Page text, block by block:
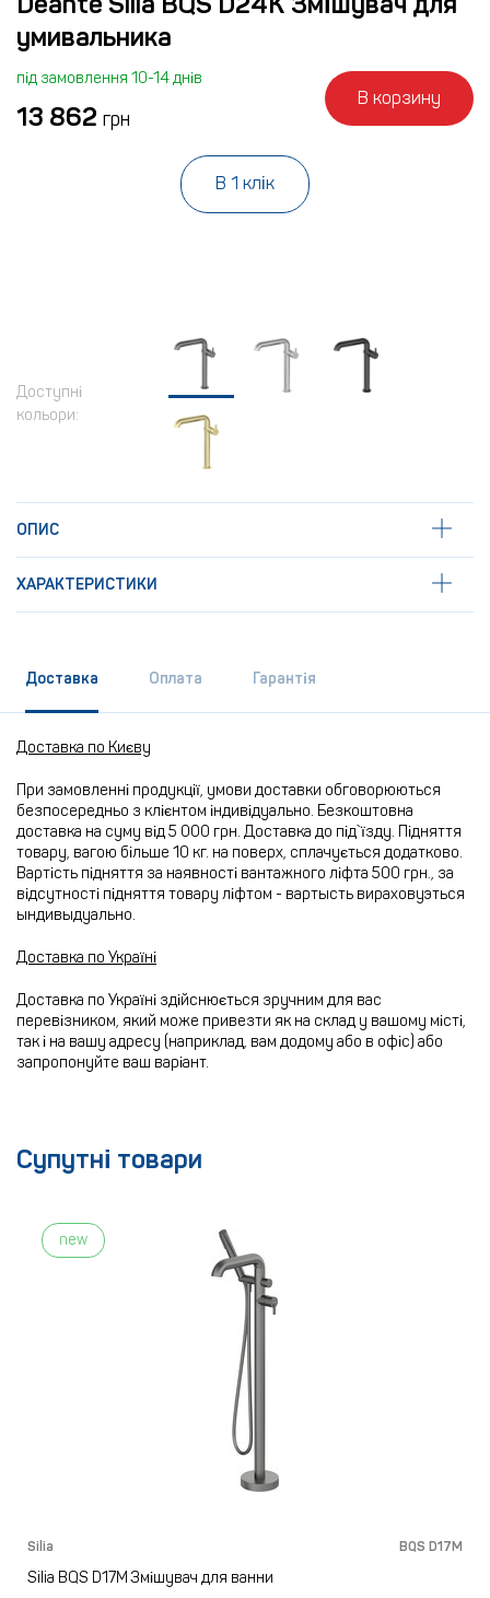
умивальника
під замовлення 10-14 днів
13 862 грн
В корзину
В 1 клік
Доступні
кольори:
ОПИС
ХАРАКТЕРИСТИКИ
Доставка Оплата Гарантія
Доставка по Києву
При замовленні продукції, умови доставки обговорюються
безпосередньо з клієнтом індивідуально. Безкоштовна
доставка на суму від 5 000 грн. Доставка до під`їзду. Підняття
товару, вагою більше 10 кг. на поверх, сплачується додатково.
Вартість підняття за наявності вантажного ліфта 500 грн., за
відсутності підняття товару ліфтом - вартысть вираховуэться
ындивыдуально.
Доставка по Україні
Доставка по Україні здійснюється зручним для вас
перевізником, який може привезти як на склад у вашому місті,
так і на вашу адресу (наприклад, вам додому або в офіс) або
запропонуйте ваш варіант.
Супутні товари
new
Silia BQS D17M
Silia BQS D17M Змішувач для ванни